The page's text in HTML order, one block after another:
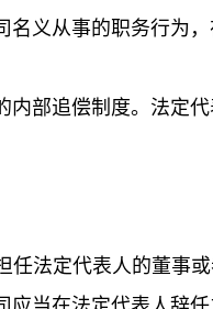
义从事的职务行为，
部追偿制度。法定
任法定代表人的董事
当在法定代表人辞